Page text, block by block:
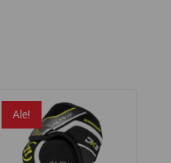
Ale!